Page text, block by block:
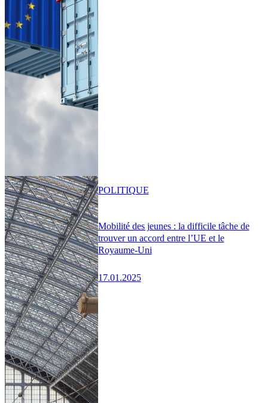
Mobilité des jeunes : la difficile tâche de
trouver un accord entre l’UE et le
Royaume-Uni
17.01.2025
POLITIQUE